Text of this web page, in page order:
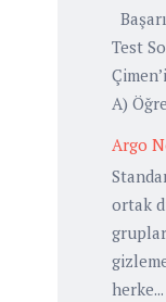
Test
A)
Argo
ortak
herke...